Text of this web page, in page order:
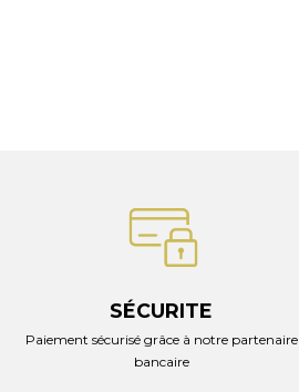
SÉCURITE
Paiement sécurisé grâce à notre partenaire
bancaire